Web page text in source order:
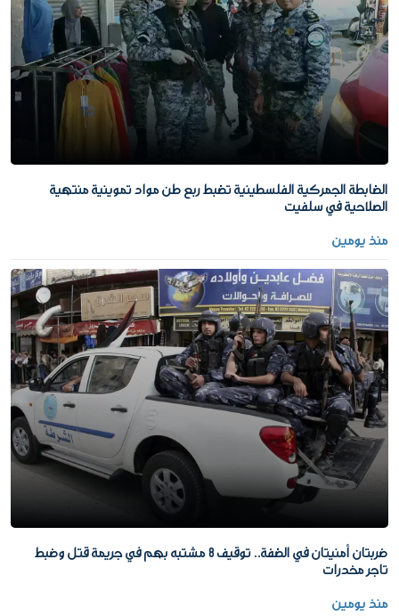
الضابطة الجمركية الفلسطينية تضبط ربع طن مواد تموينية منتهية
الصلاحية في سلفيت
منذ يومين
ضربتان أمنيتان في الضفة.. توقيف 8 مشتبه بهم في جريمة قتل وضبط
تاجر مخدرات
منذ يومين